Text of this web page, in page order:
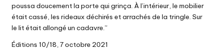
poussa doucement la porte qui grinça. À l’intérieur, le mobilier
était cassé, les rideaux déchirés et arrachés de la tringle. Sur
le lit était allongé un cadavre.”
Éditions 10/18, 7 octobre 2021